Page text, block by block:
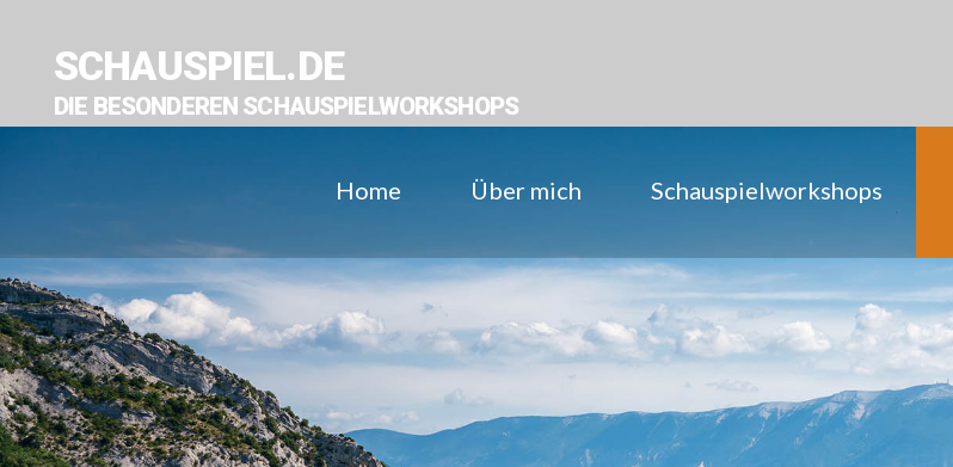
SCHAUSPIEL.DE
DIE BESONDEREN SCHAUSPIELWORKSHOPS
Home Über mich Schauspielworkshops